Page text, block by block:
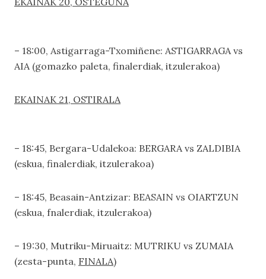
– 18:00, Astigarraga-Txomiñene: ASTIGARRAGA vs
AIA (gomazko paleta, finalerdiak, itzulerakoa)
EKAINAK 21, OSTIRALA
– 18:45, Bergara-Udalekoa: BERGARA vs ZALDIBIA
(eskua, finalerdiak, itzulerakoa)
– 18:45, Beasain-Antzizar: BEASAIN vs OIARTZUN
(eskua, fnalerdiak, itzulerakoa)
– 19:30, Mutriku-Miruaitz: MUTRIKU vs ZUMAIA
(zesta-punta, FINALA)